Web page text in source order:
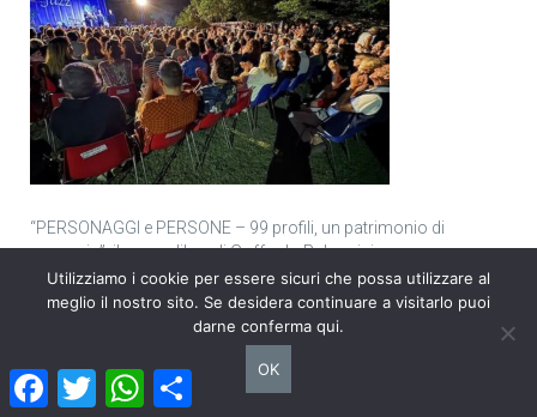
“PERSONAGGI e PERSONE – 99 profili, un patrimonio di
memoria”, il nuovo libro di Goffredo Palmerini
FacebookTwitter WhatsAppCondividi
Utilizziamo i cookie per essere sicuri che possa utilizzare al
meglio il nostro sito. Se desidera continuare a visitarlo puoi
darne conferma qui.
OK